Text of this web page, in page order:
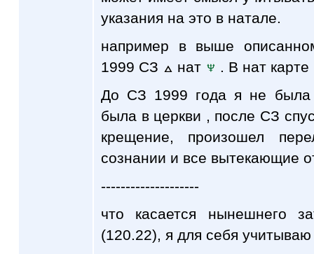
указания на это в натале.
например в выше
1999 СЗ
нат
. В нат
До СЗ 1999 года я не
была в церкви , после СЗ
крещение, произошел
сознании и все вытекающие
--------------------
что касается нынешнего
(120.22), я для себя